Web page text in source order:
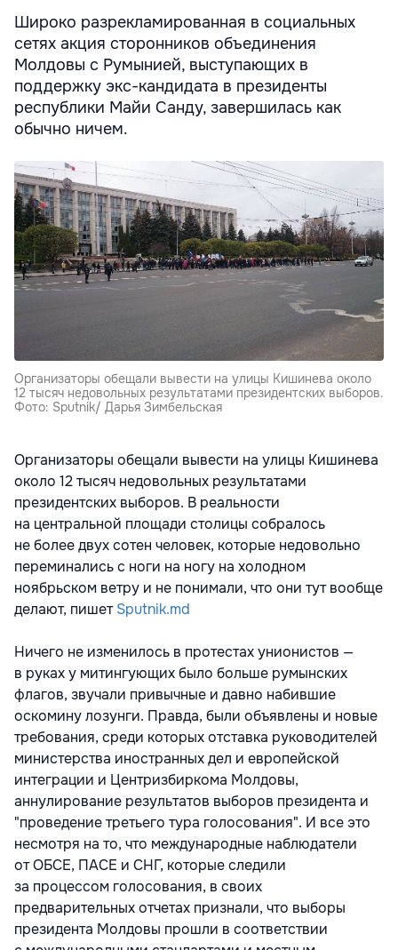
Широко разрекламированная в социальных
сетях акция сторонников объединения
Молдовы с Румынией, выступающих в
поддержку экс-кандидата в президенты
республики Майи Санду, завершилась как
обычно ничем.
Организаторы обещали вывести на улицы Кишинева около
12 тысяч недовольных результатами президентских выборов.
Фото: Sputnik/ Дарья Зимбельская
Организаторы обещали вывести на улицы Кишинева
около 12 тысяч недовольных результатами
президентских выборов. В реальности
на центральной площади столицы собралось
не более двух сотен человек, которые недовольно
переминались с ноги на ногу на холодном
ноябрьском ветру и не понимали, что они тут вообще
делают, пишетSputnik.md
Ничего не изменилось в протестах унионистов —
в руках у митингующих было больше румынских
флагов, звучали привычные и давно набившие
оскомину лозунги. Правда, были объявлены и новые
требования, среди которых отставка руководителей
министерства иностранных дел и европейской
интеграции и Центризбиркома Молдовы,
аннулирование результатов выборов президента и
"проведение третьего тура голосования". И все это
несмотря на то, что международные наблюдатели
от ОБСЕ, ПАСЕ и СНГ, которые следили
за процессом голосования, в своих
предварительных отчетах признали, что выборы
президента Молдовы прошли в соответствии